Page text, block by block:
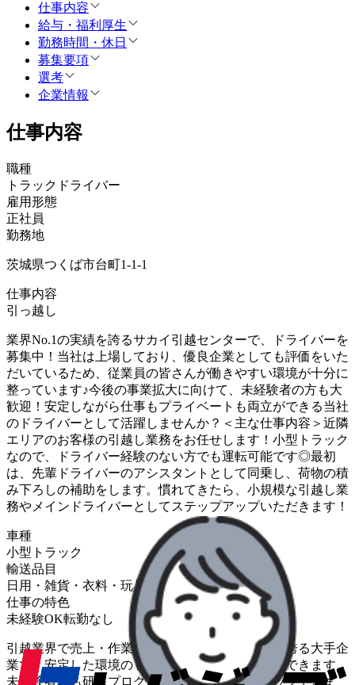
仕事内容
給与・福利厚生
勤務時間・休日
募集要項
選考
企業情報
仕事内容
職種
トラックドライバー
雇用形態
正社員
勤務地
茨城県つくば市台町1-1-1
仕事内容
引っ越し
業界No.1の実績を誇るサカイ引越センターで、ドライバーを
募集中！当社は上場しており、優良企業としても評価をいた
だいているため、従業員の皆さんが働きやすい環境が十分に
整っています♪今後の事業拡大に向けて、未経験者の方も大
歓迎！安定しながら仕事もプライベートも両立ができる当社
のドライバーとして活躍しませんか？＜主な仕事内容＞近隣
エリアのお客様の引越し業務をお任せします！小型トラック
なので、ドライバー経験のない方でも運転可能です◎最初
は、先輩ドライバーのアシスタントとして同乗し、荷物の積
み下ろしの補助をします。慣れてきたら、小規模な引越し業
務やメインドライバーとしてステップアップいただきます！
車種
小型トラック
輸送品目
日用・雑貨・衣料・玩具
住居設備・家電・家具
仕事の特色
未経験OK転勤なし
引越業界で売上・作業件数ともに12年連続No.1を誇る大手企
業で、安定した環境のもとドライバーとして活躍できます。
未経験者でも研修プログラムで着実にスキルアップできま